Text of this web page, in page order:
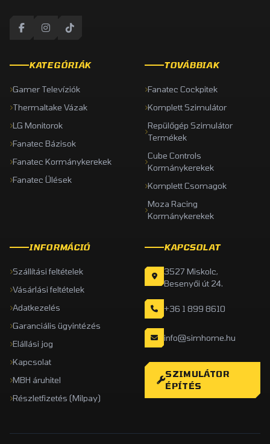
KATEGÓRIÁK
Gamer Televíziók
Thermaltake Vázak
LG Monitorok
Fanatec Bázisok
Fanatec Kormánykerekek
Fanatec Ülések
TOVÁBBIAK
Fanatec Cockpitek
Komplett Szimulátor
Repülőgép Szimulátor
Termékek
Cube Controls
Kormánykerekek
Komplett Csomagok
Moza Racing
Kormánykerekek
INFORMÁCIÓ
Szállítási feltételek
Vásárlási feltételek
Adatkezelés
Garanciális ügyintézés
Elállási jog
Kapcsolat
MBH áruhitel
Részletfizetés (Milpay)
KAPCSOLAT
3527 Miskolc,
Besenyői út 24.
+36 1 899 8610
info@simhome.hu
SZIMULÁTOR
ÉPÍTÉS